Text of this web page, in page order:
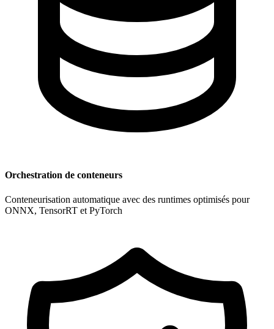
Orchestration de conteneurs
Conteneurisation automatique avec des runtimes optimisés pour
ONNX, TensorRT et PyTorch